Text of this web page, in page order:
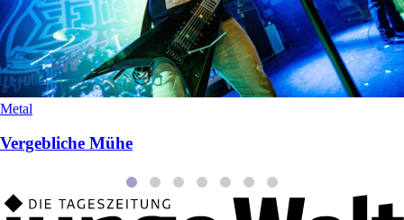
Metal
Vergebliche Mühe